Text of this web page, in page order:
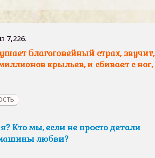
7,226.
благоговейный страх, звучит,
крыльев, и сбивает с ног,
Кто мы, если не просто детали
любви?